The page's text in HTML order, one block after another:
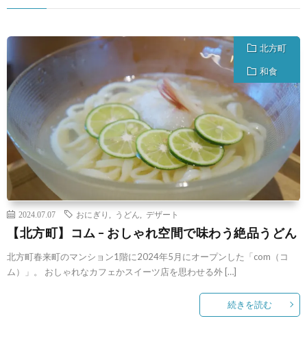
北方町
和食
2024.07.07 おにぎり うどん デザート
【北方町】コム – おしゃれ空間で味わう絶品うどん
北方町春来町のマンション1階に2024年5月にオープンした「com（コ
ム）」。 おしゃれなカフェかスイーツ店を思わせる外 […]
続きを読む